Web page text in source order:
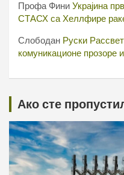
Профа Фини Украјина
СТАСХ са Хеллфире
Слободан Руски
комуникационе прозоре
Ако сте